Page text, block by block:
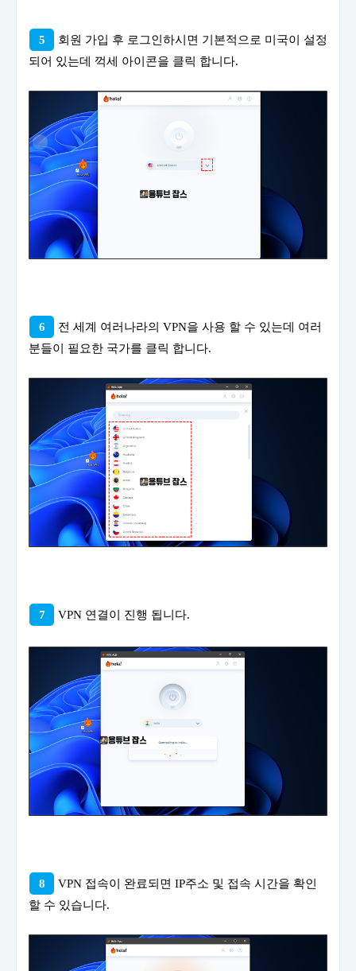
5
회원 가입 후 로그인하시면 기본적으로 미국이 설정
되어 있는데 꺽세 아이콘을 클릭 합니다.
6
전 세계 여러나라의 VPN을 사용 할 수 있는데 여러
분들이 필요한 국가를 클릭 합니다.
7 VPN 연결이 진행 됩니다.
8
VPN 접속이 완료되면 IP주소 및 접속 시간을 확인
할 수 있습니다.